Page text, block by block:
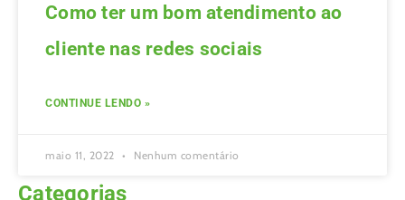
Como ter um bom atendimento ao
cliente nas redes sociais
CONTINUE LENDO »
maio 11, 2022 Nenhum comentário
Categorias